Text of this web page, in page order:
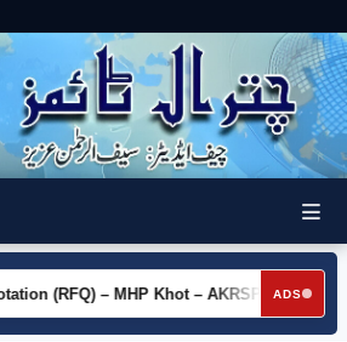
ADS
►
(RFQ) – MHP Khot – AKRSP